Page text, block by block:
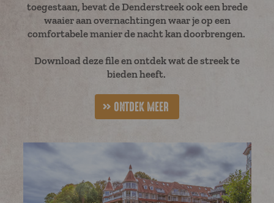
toegestaan, bevat de Denderstreek ook een brede
waaier aan overnachtingen waar je op een
comfortabele manier de nacht kan doorbrengen.
Download deze file en ontdek wat de streek te
bieden heeft.
ONTDEK MEER